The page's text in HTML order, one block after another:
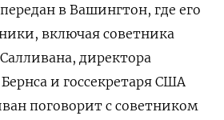
в Вашингтон, где его
включая советника
директора
и госсекретаря США
поговорит с советником